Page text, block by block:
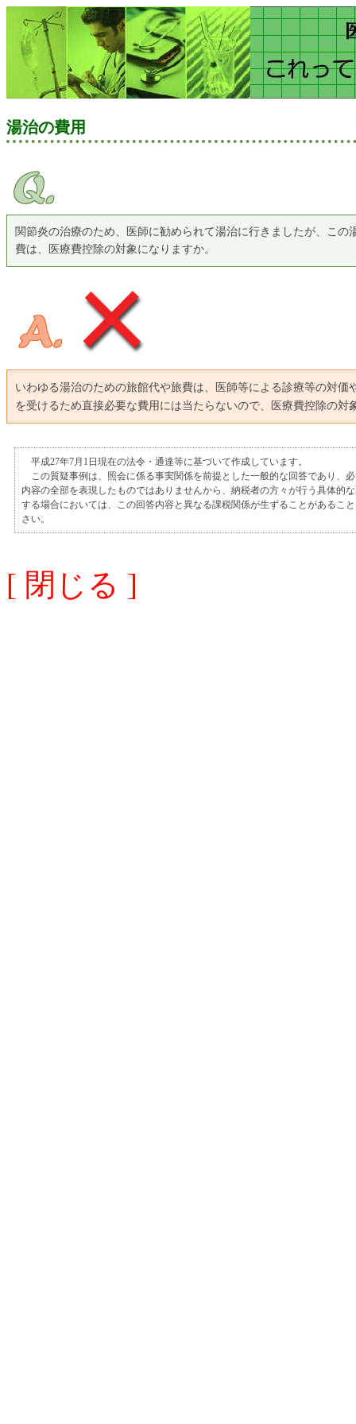
湯治の費用
関節炎の治療のため、医師に勧められて湯治に行きましたが、この
費は、医療費控除の対象になりますか。
いわゆる湯治のための旅館代や旅費は、医師等による診療等の対価
を受けるため直接必要な費用には当たらないので、医療費控除の対
平成27年7月1日現在の法令・通達等に基づいて作成しています。
この質疑事例は、照会に係る事実関係を前提とした一般的な回答であり、
内容の全部を表現したものではありませんから、納税者の方々が行う具体的
する場合においては、この回答内容と異なる課税関係が生ずることがあるこ
さい。
[ 閉じる ]